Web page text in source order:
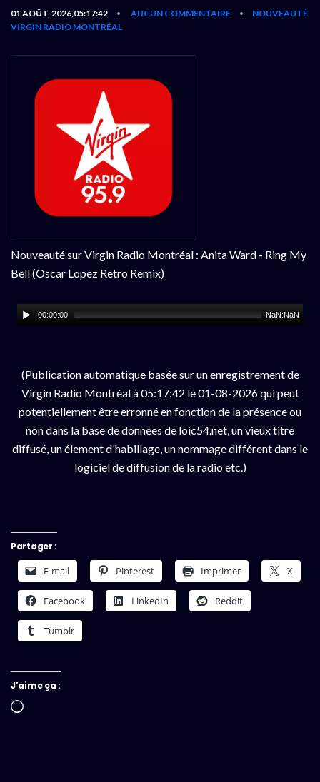
01 AOÛT, 2026,05:17:42 • AUCUN COMMENTAIRE •
NOUVEAUTÉ
VIRGIN RADIO MONTRÉAL
Nouveauté sur Virgin Radio Montréal : Anita Ward - Ring My
Bell (Oscar Lopez Retro Remix)
00:00:00 NaN:NaN
(Publication automatique basée sur un enregistrement de
Virgin Radio Montréal à 05:17:42 le 01-08-2026 qui peut
potentiellement être erronné en fonction de la présence ou
non dans la base de données de loic54.net, un vieux titre
diffusé, un élement d'habillage, un nommage différent dans le
logiciel de diffusion de la radio etc.)
Partager :
E-mail Pinterest Imprimer X
Facebook LinkedIn Reddit
Tumblr
J’aime ça :
Chargement…